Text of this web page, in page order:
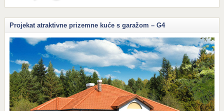
Projekat atraktivne prizemne kuće s garažom – G4